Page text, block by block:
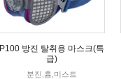
P100 방진 탈취용 마스크(특
급)
분진,흄,미스트